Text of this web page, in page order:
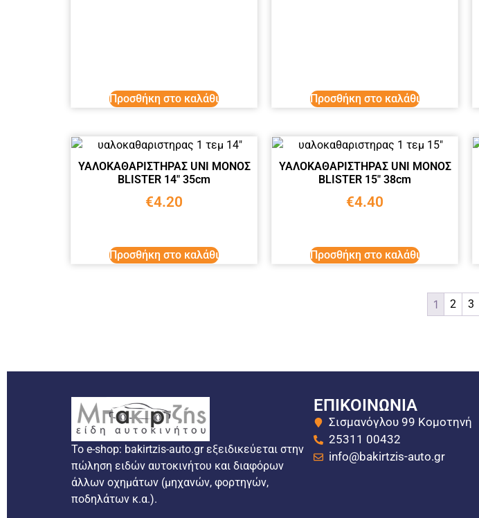
Προσθήκη στο καλάθι Προσθήκη στο καλάθι
ΥΑΛΟΚΑΘΑΡΙΣΤΗΡΑΣ UNI ΜΟΝΟΣ
BLISTER 14″ 35cm
€4.20
Προσθήκη στο καλάθι
ΥΑΛΟΚΑΘΑΡΙΣΤΗΡΑΣ UNI ΜΟΝΟΣ
BLISTER 15″ 38cm
€4.40
Προσθήκη στο καλάθι
1 2 3
Το e-shop: bakirtzis-auto.gr εξειδικεύεται στην
πώληση ειδών αυτοκινήτου και διαφόρων
άλλων οχημάτων (μηχανών, φορτηγών,
ποδηλάτων κ.α.).
ΕΠΙΚΟΙΝΩΝΙΑ
Σισμανόγλου 99 Κομοτηνή
25311 00432
info@bakirtzis-auto.gr